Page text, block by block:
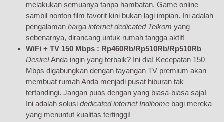
melakukan semuanya tanpa hambatan. Game online
sambil nonton film favorit kini bukan lagi impian. Ini adalah
pengalaman harga internet dedicated Telkom yang
sebenarnya, dirancang untuk rumah tangga aktif!
WiFi + TV 150 Mbps : Rp460Rb/Rp510Rb/Rp510Rb
Desire!Anda ingin yang terbaik? Ini dia! Kecepatan 150
Mbps digabungkan dengan tayangan TV premium akan
membuat rumah Anda menjadi pusat hiburan tak
tertandingi. Jangan puas dengan yang biasa-biasa saja!
Ini adalah solusi dedicated internet Indihome bagi mereka
yang menuntut kualitas tertinggi!